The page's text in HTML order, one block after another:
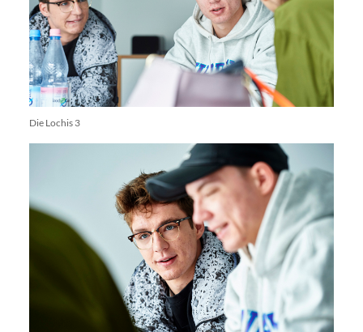
Die Lochis 3